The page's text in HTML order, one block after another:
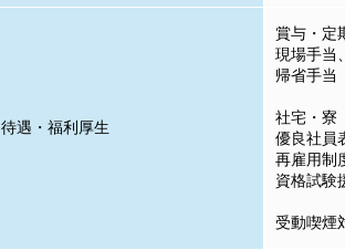
待遇・福利厚生
賞与・定
現場手当
帰省手当
社宅・寮
優良社員
再雇用制
資格試験
受動喫煙